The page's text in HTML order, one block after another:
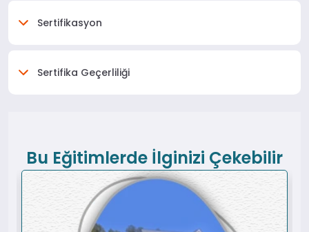
Sertifikasyon
Sertifika Geçerliliği
Bu Eğitimlerde İlginizi Çekebilir